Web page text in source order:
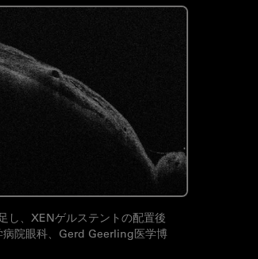
し、XENゲルステントの配置後
病院眼科、Gerd Geerling医学博